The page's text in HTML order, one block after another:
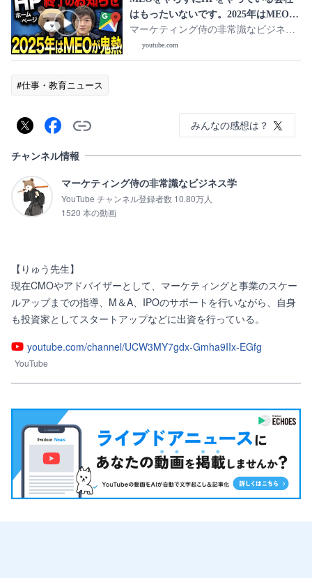
はもったいないです。2025年はMEOを
やっている会社が勝てます
マーケティング侍の非常識なビジネス
youtube.com
#仕事・教育ニュース
みんなの感想は？
チャンネル情報
マーケティング侍の非常識なビジネス学
YouTube チャンネル登録者数 10.80万人
1520 本の動画
【りゅう先生】
現在CMOやアドバイザーとして、マーケティングと事業のスケー
ルアップまでの指導、M＆A、IPOのサポートを行いながら、自身
も投資家としてスタートアップなどに出資を行っている。
youtube.com/channel/UCW3MY7gdx-Gmha9IIx-EGfg
YouTube